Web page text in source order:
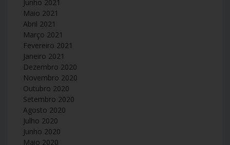
Junho 2021
Maio 2021
Abril 2021
Março 2021
Fevereiro 2021
Janeiro 2021
Dezembro 2020
Novembro 2020
Outubro 2020
Setembro 2020
Agosto 2020
Julho 2020
Junho 2020
Maio 2020